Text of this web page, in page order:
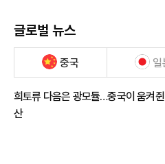
글로벌 뉴스
중국 일
희토류 다음은 광모듈…중국이 움켜
산